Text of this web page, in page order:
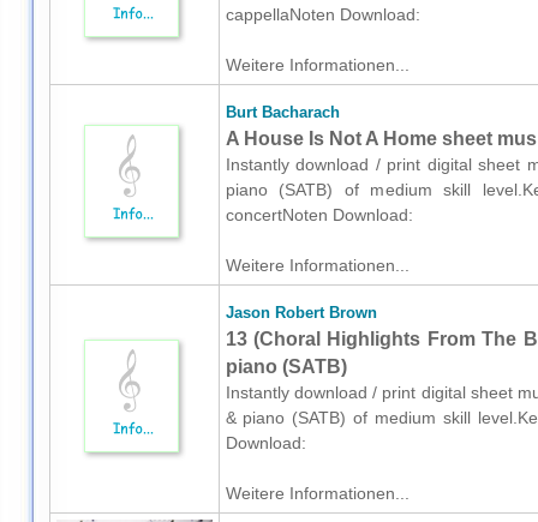
cappellaNoten Download:
Weitere Informationen...
Burt Bacharach
A House Is Not A Home sheet
Instantly download / print digital sheet
piano (SATB) of medium skill
concertNoten Download:
Weitere Informationen...
Jason Robert Brown
13 (Choral Highlights From The
piano (SATB)
Instantly download / print digital sheet
& piano (SATB) of medium skill
Download:
Weitere Informationen...